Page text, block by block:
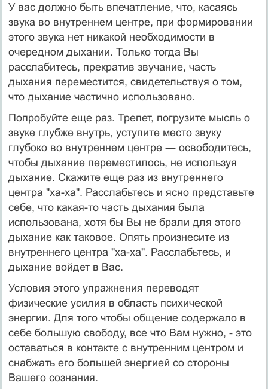
У вас должно быть впечатление, что, касаясь
звука во внутреннем центре, при формировании
этого звука нет никакой необходимости в
очередном дыхании. Только тогда Вы
расслабитесь, прекратив звучание, часть
дыхания переместится, свидетельствуя о том,
что дыхание частично использовано.
Попробуйте еще раз. Трепет, погрузите мысль о
звуке глубже внутрь, уступите место звуку
глубоко во внутреннем центре ― освободитесь,
чтобы дыхание переместилось, не используя
дыхание. Скажите еще раз из внутреннего
центра "ха-ха". Расслабьтесь и ясно представьте
себе, что какая-то часть дыхания была
использована, хотя бы Вы не брали для этого
дыхание как таковое. Опять произнесите из
внутреннего центра "ха-ха". Расслабьтесь, и
дыхание войдет в Вас.
Условия этого упражнения переводят
физические усилия в область психической
энергии. Для того чтобы общение содержало в
себе большую свободу, все что Вам нужно, - это
оставаться в контакте с внутренним центром и
снабжать его большей энергией со стороны
Вашего сознания.